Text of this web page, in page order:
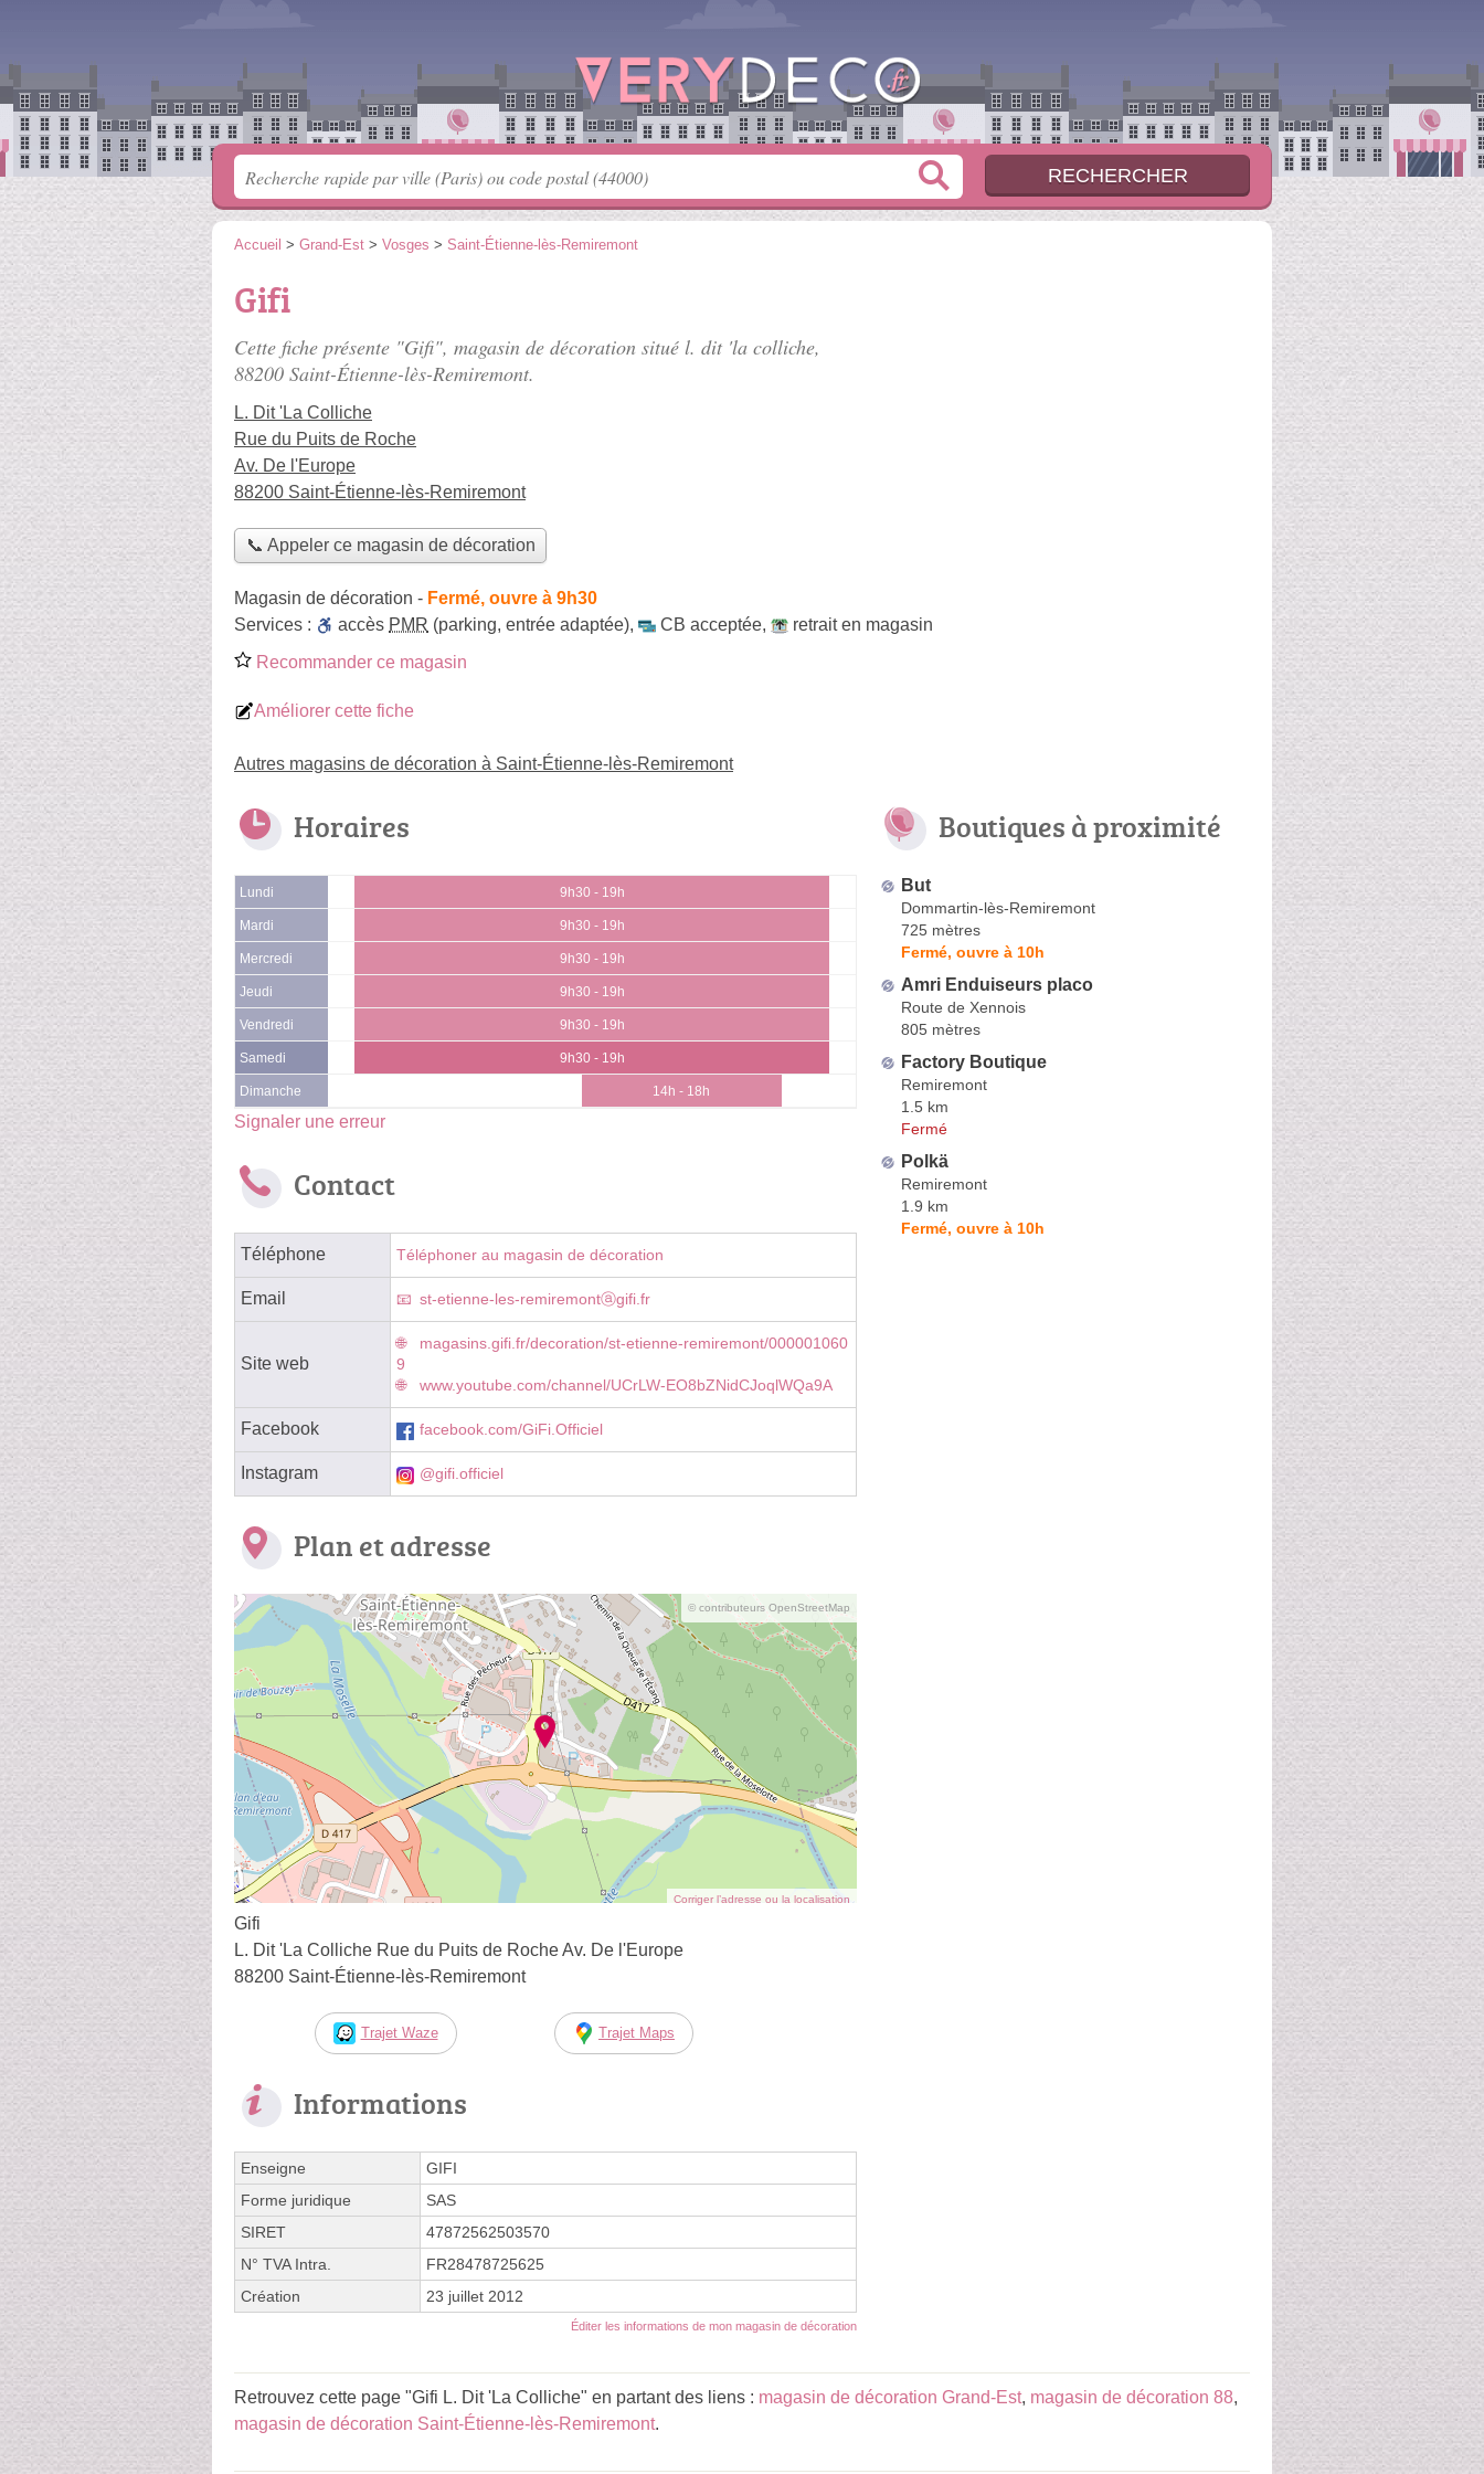
Accueil > Grand-Est > Vosges > Saint-Étienne-lès-Remiremont
Gifi
Cette fiche présente "Gifi", magasin de décoration situé l. dit 'la colliche,
88200 Saint-Étienne-lès-Remiremont.
L. Dit 'La Colliche
Rue du Puits de Roche
Av. De l'Europe
88200 Saint-Étienne-lès-Remiremont
📞 Appeler ce magasin de décoration
Magasin de décoration - Fermé, ouvre à 9h30
Services :
accès PMR (parking, entrée adaptée), CB acceptée,
retrait en magasin
Recommander ce magasin
Améliorer cette fiche
Autres magasins de décoration à Saint-Étienne-lès-Remiremont
Horaires
Lundi 9h30 - 19h
Mardi 9h30 - 19h
Mercredi 9h30 - 19h
Jeudi 9h30 - 19h
Vendredi 9h30 - 19h
Samedi 9h30 - 19h
Dimanche 14h - 18h
Signaler une erreur
Contact
Téléphone Téléphoner au magasin de décoration
Email st-etienne-les-remiremontⓐgifi.fr
Site web
magasins.gifi.fr/decoration/st-etienne-remiremont/000001060
9
www.youtube.com/channel/UCrLW-EO8bZNidCJoqlWQa9A
Facebook facebook.com/GiFi.Officiel
Instagram @gifi.officiel
Plan et adresse
© contributeurs OpenStreetMap
Corriger l’adresse ou la localisation
Gifi
L. Dit 'La Colliche Rue du Puits de Roche Av. De l'Europe
88200 Saint-Étienne-lès-Remiremont
Trajet Waze Trajet Maps
Informations
Enseigne
GIFI
Forme juridique
SAS
SIRET
47872562503570
N° TVA Intra.
FR28478725625
Création
23 juillet 2012
Éditer les informations de mon magasin de décoration
Boutiques à proximité
But
Dommartin-lès-Remiremont
725 mètres
Fermé, ouvre à 10h
Amri Enduiseurs placo
Route de Xennois
805 mètres
Factory Boutique
Remiremont
1.5 km
Fermé
Polkä
Remiremont
1.9 km
Fermé, ouvre à 10h
Retrouvez cette page "Gifi L. Dit 'La Colliche" en partant des liens : magasin de décoration Grand-Est, magasin de décoration 88,
magasin de décoration Saint-Étienne-lès-Remiremont.